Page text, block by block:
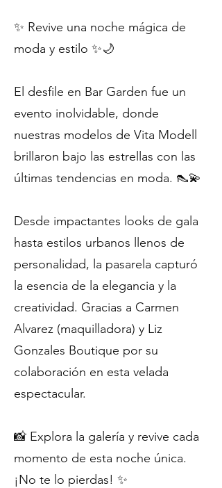
✨ Revive una noche mágica de
moda y estilo ✨🌙
El desfile en Bar Garden fue un
evento inolvidable, donde
nuestras modelos de Vita Modell
brillaron bajo las estrellas con las
últimas tendencias en moda. 👠💫
Desde impactantes looks de gala
hasta estilos urbanos llenos de
personalidad, la pasarela capturó
la esencia de la elegancia y la
creatividad. Gracias a Carmen
Alvarez (maquilladora) y Liz
Gonzales Boutique por su
colaboración en esta velada
espectacular.
📸 Explora la galería y revive cada
momento de esta noche única.
¡No te lo pierdas! ✨